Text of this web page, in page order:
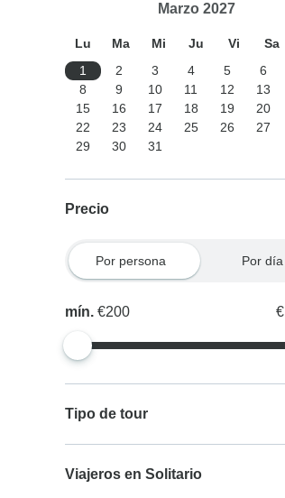
Marzo 2027
Lu Ma Mi Ju Vi Sa
1
2 3 4 5 6
8
9 10 11 12 13
15
16 17 18 19 20
22
23 24 25 26 27
29
30 31
Precio
Por persona Por día
mín.€200
Tipo de tour
Viajeros en Solitario